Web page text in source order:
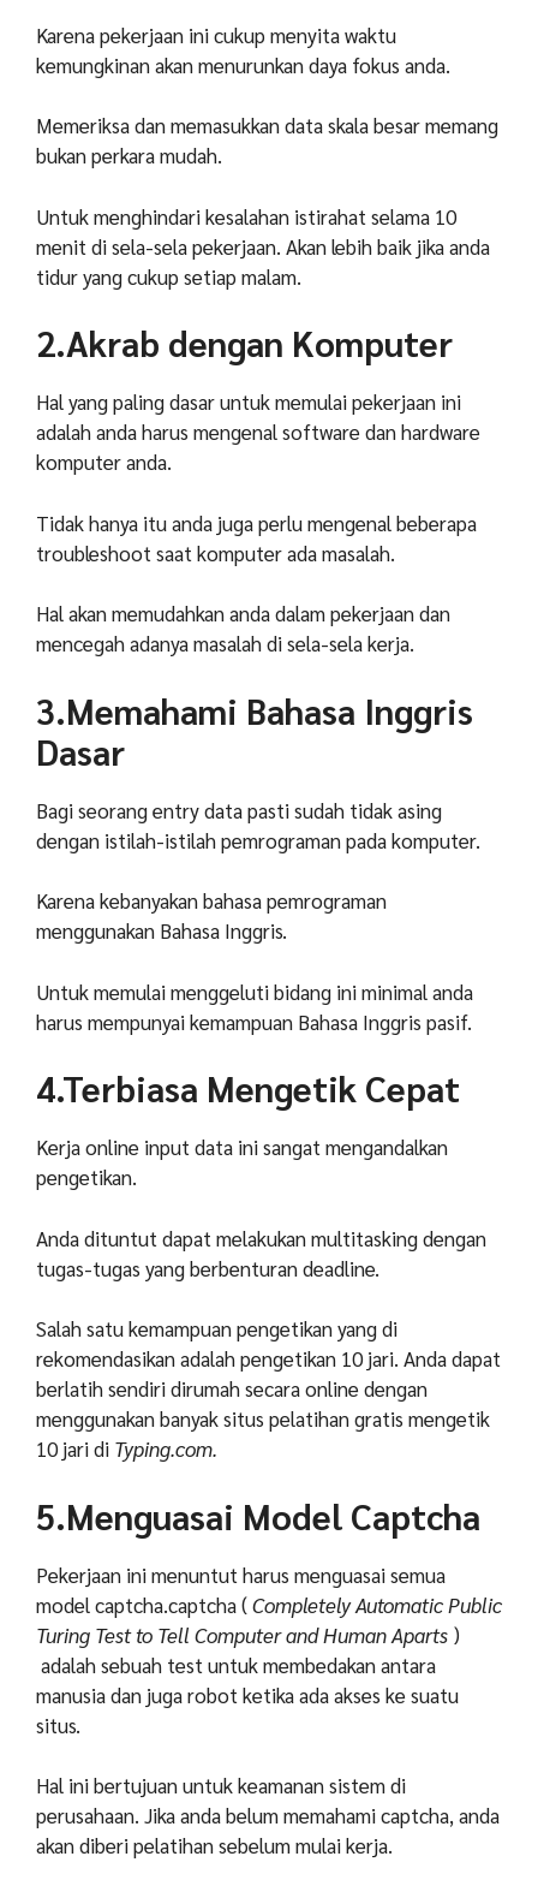
Karena pekerjaan ini cukup menyita waktu
kemungkinan akan menurunkan daya fokus anda.
Memeriksa dan memasukkan data skala besar memang
bukan perkara mudah.
Untuk menghindari kesalahan istirahat selama 10
menit di sela-sela pekerjaan. Akan lebih baik jika anda
tidur yang cukup setiap malam.
2.Akrab dengan Komputer
Hal yang paling dasar untuk memulai pekerjaan ini
adalah anda harus mengenal software dan hardware
komputer anda.
Tidak hanya itu anda juga perlu mengenal beberapa
troubleshoot saat komputer ada masalah.
Hal akan memudahkan anda dalam pekerjaan dan
mencegah adanya masalah di sela-sela kerja.
3.Memahami Bahasa Inggris
Dasar
Bagi seorang entry data pasti sudah tidak asing
dengan istilah-istilah pemrograman pada komputer.
Karena kebanyakan bahasa pemrograman
menggunakan Bahasa Inggris.
Untuk memulai menggeluti bidang ini minimal anda
harus mempunyai kemampuan Bahasa Inggris pasif.
4.Terbiasa Mengetik Cepat
Kerja online input data ini sangat mengandalkan
pengetikan.
Anda dituntut dapat melakukan multitasking dengan
tugas-tugas yang berbenturan deadline.
Salah satu kemampuan pengetikan yang di
rekomendasikan adalah pengetikan 10 jari. Anda dapat
berlatih sendiri dirumah secara online dengan
menggunakan banyak situs pelatihan gratis mengetik
10 jari di Typing.com.
5.Menguasai Model Captcha
Pekerjaan ini menuntut harus menguasai semua
model captcha.captcha (Completely Automatic Public
Turing Test to Tell Computer and Human Aparts )
adalah sebuah test untuk membedakan antara
manusia dan juga robot ketika ada akses ke suatu
situs.
Hal ini bertujuan untuk keamanan sistem di
perusahaan. Jika anda belum memahami captcha, anda
akan diberi pelatihan sebelum mulai kerja.